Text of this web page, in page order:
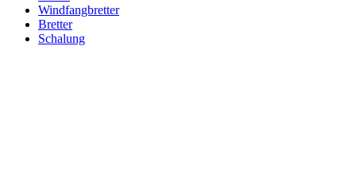
Windfangbretter
Bretter
Schalung